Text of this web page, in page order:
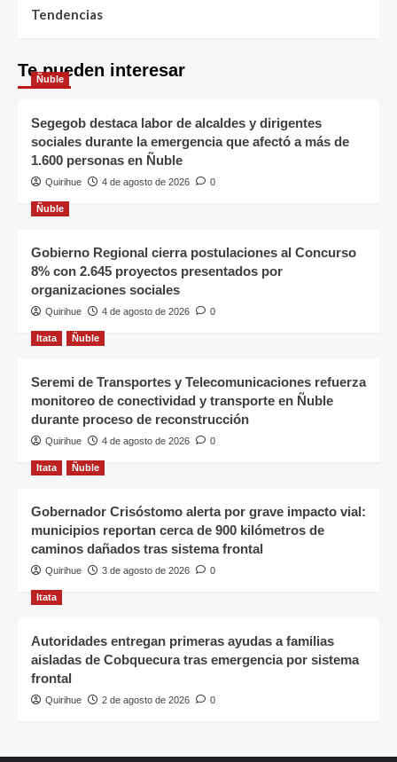
Tendencias
Te pueden interesar
Ñuble
Segegob destaca labor de alcaldes y dirigentes
sociales durante la emergencia que afectó a más de
1.600 personas en Ñuble
Quirihue 4 de agosto de 2026 0
Ñuble
Gobierno Regional cierra postulaciones al Concurso
8% con 2.645 proyectos presentados por
organizaciones sociales
Quirihue 4 de agosto de 2026 0
Itata Ñuble
Seremi de Transportes y Telecomunicaciones refuerza
monitoreo de conectividad y transporte en Ñuble
durante proceso de reconstrucción
Quirihue 4 de agosto de 2026 0
Itata Ñuble
Gobernador Crisóstomo alerta por grave impacto vial:
municipios reportan cerca de 900 kilómetros de
caminos dañados tras sistema frontal
Quirihue 3 de agosto de 2026 0
Itata
Autoridades entregan primeras ayudas a familias
aisladas de Cobquecura tras emergencia por sistema
frontal
Quirihue 2 de agosto de 2026 0